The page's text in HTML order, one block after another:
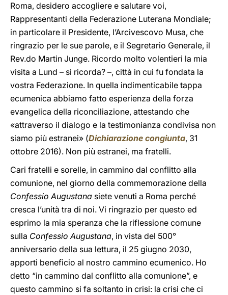
Roma, desidero accogliere e salutare voi,
Rappresentanti della Federazione Luterana Mondiale;
in particolare il Presidente, l’Arcivescovo Musa, che
ringrazio per le sue parole, e il Segretario Generale, il
Rev.do Martin Junge. Ricordo molto volentieri la mia
visita a Lund – si ricorda? –, città in cui fu fondata la
vostra Federazione. In quella indimenticabile tappa
ecumenica abbiamo fatto esperienza della forza
evangelica della riconciliazione, attestando che
«attraverso il dialogo e la testimonianza condivisa non
siamo più estranei» (Dichiarazione congiunta, 31
ottobre 2016). Non più estranei, ma fratelli.
Cari fratelli e sorelle, in cammino dal conflitto alla
comunione, nel giorno della commemorazione della
Confessio Augustana siete venuti a Roma perché
cresca l’unità tra di noi. Vi ringrazio per questo ed
esprimo la mia speranza che la riflessione comune
sulla Confessio Augustana, in vista del 500°
anniversario della sua lettura, il 25 giugno 2030,
apporti beneficio al nostro cammino ecumenico. Ho
detto “in cammino dal conflitto alla comunione”, e
questo cammino si fa soltanto in crisi: la crisi che ci